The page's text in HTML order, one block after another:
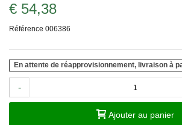
€ 54,38
Référence 006386
En attente de réapprovisionnement, livraison à
-
Ajouter au panier